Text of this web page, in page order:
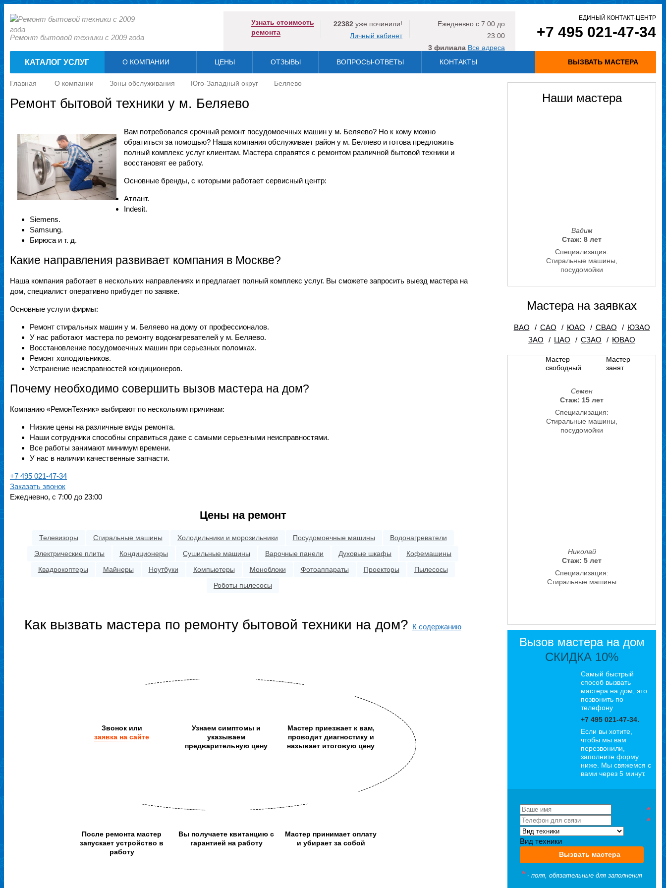
Ремонт бытовой техники с 2009 года
Узнать стоимость
ремонта
22382 уже починили!
Личный кабинет
Ежедневнос 7:00 до
23:00
3 филиала Все адреса
ЕДИНЫЙ КОНТАКТ-ЦЕНТР
+7 495 021-47-34
КАТАЛОГ УСЛУГ О КОМПАНИИ ЦЕНЫ ОТЗЫВЫ ВОПРОСЫ-ОТВЕТЫ КОНТАКТЫ ВЫЗВАТЬ МАСТЕРА
Главная О компании Зоны обслуживания Юго-Западный округ Беляево
Ремонт бытовой техники у м. Беляево
Вам потребовался срочный ремонт посудомоечных машин у м. Беляево? Но к кому можно
обратиться за помощью? Наша компания обслуживает район у м. Беляево и готова предложить
полный комплекс услуг клиентам. Мастера справятся с ремонтом различной бытовой техники и
восстановят ее работу.
Основные бренды, с которыми работает сервисный центр:
Атлант.
Indesit.
Siemens.
Samsung.
Бирюса и т. д.
Какие направления развивает компания в Москве?
Наша компания работает в нескольких направлениях и предлагает полный комплекс услуг. Вы сможете запросить выезд мастера на
дом, специалист оперативно прибудет по заявке.
Основные услуги фирмы:
Ремонт стиральных машин у м. Беляево на дому от профессионалов.
У нас работают мастера по ремонту водонагревателей у м. Беляево.
Восстановление посудомоечных машин при серьезных поломках.
Ремонт холодильников.
Устранение неисправностей кондиционеров.
Почему необходимо совершить вызов мастера на дом?
Компанию «РемонТехник» выбирают по нескольким причинам:
Низкие цены на различные виды ремонта.
Наши сотрудники способны справиться даже с самыми серьезными неисправностями.
Все работы занимают минимум времени.
У нас в наличии качественные запчасти.
+7 495 021-47-34
Заказать звонок
Ежедневно, с 7:00 до 23:00
Цены на ремонт
Телевизоры Стиральные машины Холодильники и морозильники Посудомоечные машины
Водонагреватели
Электрические плиты
Кондиционеры Сушильные машины Варочные панели Духовые шкафы
Кофемашины
Квадрокоптеры
Майнеры Ноутбуки Компьютеры Моноблоки Фотоаппараты Проекторы
Пылесосы
Роботы пылесосы
Как вызвать мастера по ремонту бытовой техники на дом? К содержанию
Звонок или
заявка на сайте
Узнаем симптомы и
указываем
предварительную цену
Мастер приезжает к вам,
проводит диагностику и
называет итоговую цену
После ремонта мастер
запускает устройство в
работу
Вы получаете квитанцию с
гарантией на работу
Мастер принимает оплату
и убирает за собой
Наши мастера
Вадим
Стаж: 8 лет
Специализация:
Стиральные машины,
посудомойки
Семен
Стаж: 15 лет
Специализация:
Стиральные машины,
посудомойки
Николай
Стаж: 5 лет
Специализация:
Стиральные машины
Петр
Стаж: 8 лет
Специализация:
Стиралки
Иван
Стаж: 12 лет
Специализация:
Мастера на заявках
ВАО / САО / ЮАО / СВАО / ЮЗАО
ЗАО
/ ЦАО / СЗАО / ЮВАО
Мастер
свободный
Мастер
занят
Вызов мастера на дом
СКИДКА 10%
Самый быстрый
способ вызвать
мастера на дом, это
позвонить по
телефону
+7 495 021-47-34.
Если вы хотите,
чтобы мы вам
перезвонили,
заполните форму
ниже. Мы свяжемся с
вами через 5 минут.
*
*
Вид техники
Вызвать мастера
* - поля, обязательные для заполнения